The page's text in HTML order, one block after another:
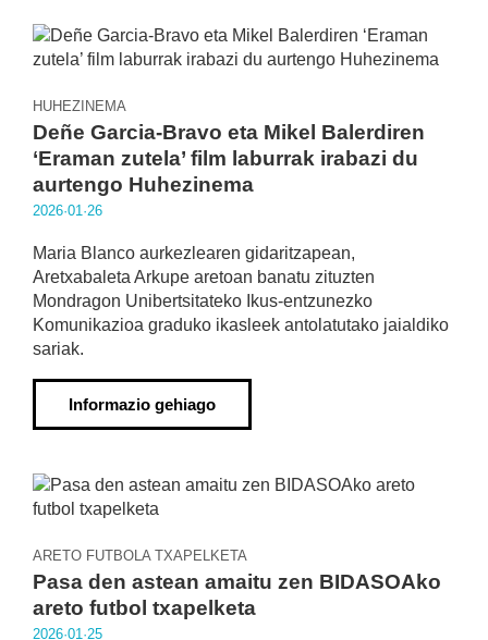
HUHEZINEMA
Deñe Garcia-Bravo eta Mikel Balerdiren
‘Eraman zutela’ film laburrak irabazi du
aurtengo Huhezinema
2026·01·26
Maria Blanco aurkezlearen gidaritzapean,
Aretxabaleta Arkupe aretoan banatu zituzten
Mondragon Unibertsitateko Ikus-entzunezko
Komunikazioa graduko ikasleek antolatutako jaialdiko
sariak.
Informazio gehiago
ARETO FUTBOLA TXAPELKETA
Pasa den astean amaitu zen BIDASOAko
areto futbol txapelketa
2026·01·25